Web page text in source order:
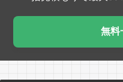
無料